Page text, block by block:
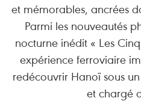
et mémorables, ancrées
Parmi les nouveautés
nocturne inédit « Les
expérience ferroviaire
redécouvrir Hanoï sous
et chargé